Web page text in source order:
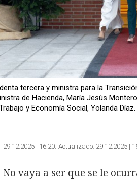
tercera y ministra para la
de Hacienda, María Jesús
y Economía Social, Yolanda Díaz.
29.12.2025 | 16:20 Actualizado: 29.12.2025 |
No vaya a ser que se le